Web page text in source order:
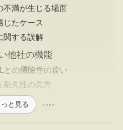
不満が生じる場面
じたケース
関する誤解
他社の機能
との掃除性の違い
耐久性の見方
っと見る